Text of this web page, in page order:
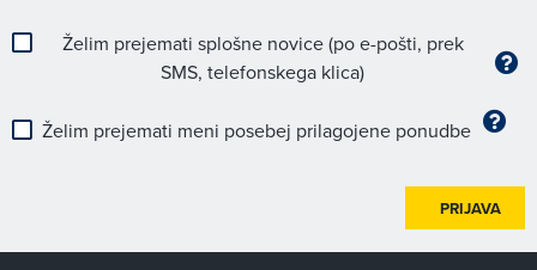
Želim prejemati splošne novice (po e-pošti, prek
SMS, telefonskega klica)
Želim prejemati meni posebej prilagojene ponudbe
PRIJAVA